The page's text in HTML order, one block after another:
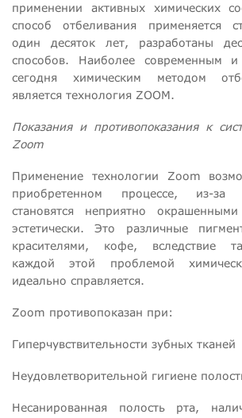
применении активных химических
способ отбеливания применяется
один десяток лет, разработаны
способов. Наиболее современным и
сегодня химическим методом
является технология ZOOM.
Показания и противопоказания к
Zoom
Применение технологии Zoom
приобретенном процессе, из-за
становятся неприятно
эстетически. Это различные
красителями, кофе, вследствие
каждой этой проблемой
идеально справляется.
Zoom противопоказан при:
Гиперчувствительности зубных тканей
Неудовлетворительной гигиене
Несанированная полость рта,